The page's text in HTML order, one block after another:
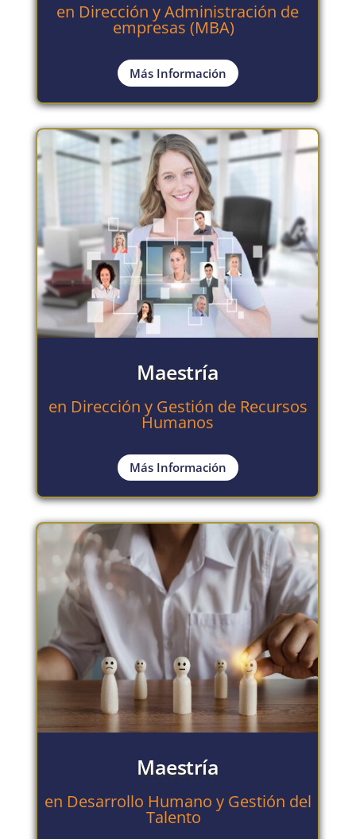
en Dirección y Administración de
empresas (MBA)
Más Información
Maestría
en Dirección y Gestión de Recursos
Humanos
Más Información
Maestría
en Desarrollo Humano y Gestión del
Talento